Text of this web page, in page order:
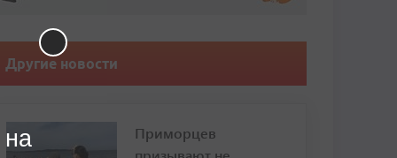
Другие новости
Приморцев